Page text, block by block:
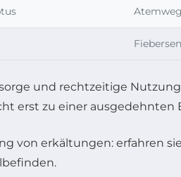
und rechtzeitige
erst zu einer ausgedehnten